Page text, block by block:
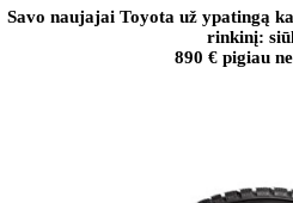
Savo naujajai Toyota už ypatingą
rinkinį:
890 € pigiau